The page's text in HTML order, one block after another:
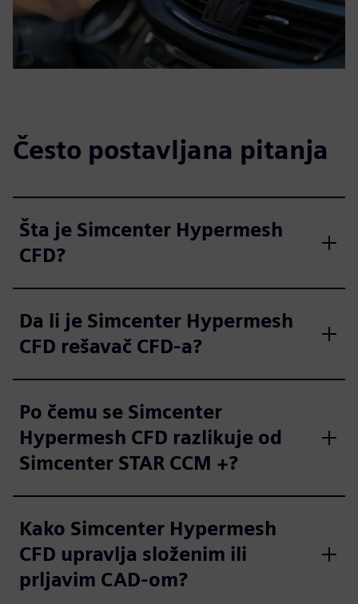
Često postavljana pitanja
Šta je Simcenter Hypermesh
CFD?
Da li je Simcenter Hypermesh
CFD rešavač CFD-a?
Po čemu se Simcenter
Hypermesh CFD razlikuje od
Simcenter STAR CCM +?
Kako Simcenter Hypermesh
CFD upravlja složenim ili
prljavim CAD-om?